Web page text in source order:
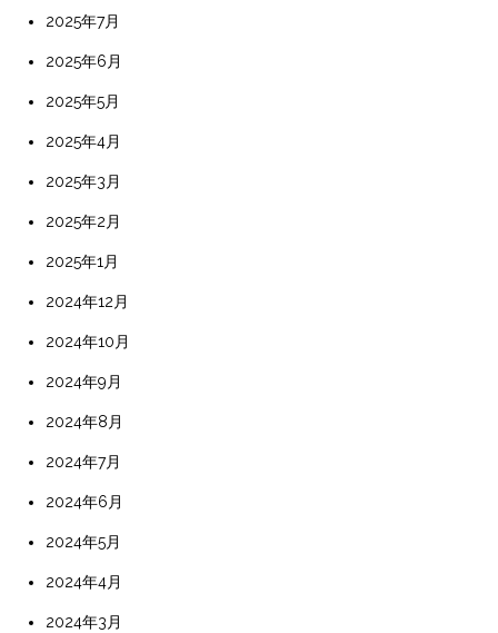
2025年7月
2025年6月
2025年5月
2025年4月
2025年3月
2025年2月
2025年1月
2024年12月
2024年10月
2024年9月
2024年8月
2024年7月
2024年6月
2024年5月
2024年4月
2024年3月